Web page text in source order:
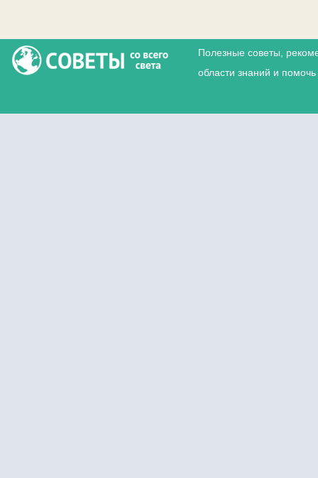
Полезные советы,
области знаний и